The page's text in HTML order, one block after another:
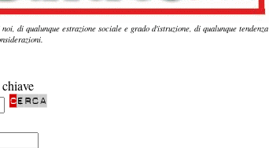
di qualunque estrazione sociale e grado d'istruzione, di qualunque tendenza